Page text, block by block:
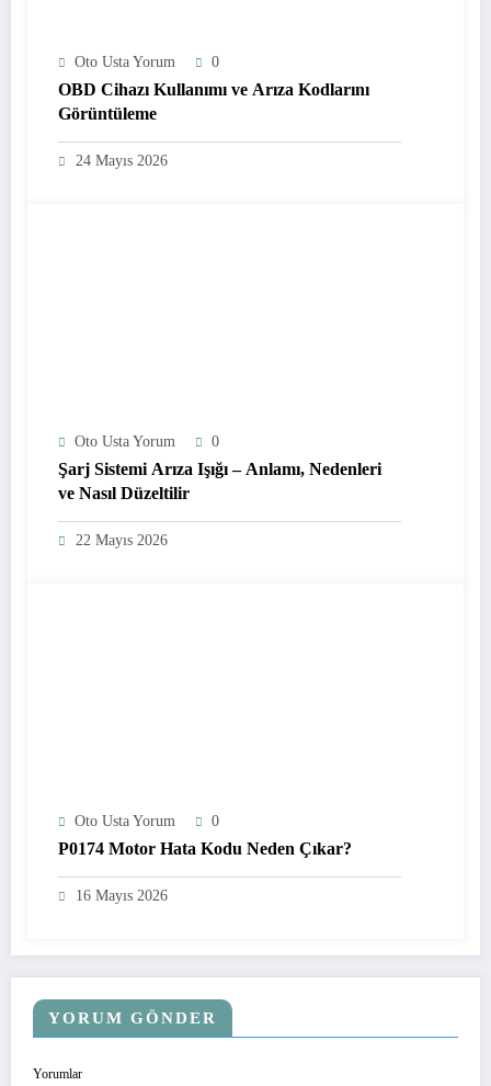
Oto Usta Yorum 0
OBD Cihazı Kullanımı ve Arıza Kodlarını
Görüntüleme
24 Mayıs 2026
Oto Usta Yorum 0
Şarj Sistemi Arıza Işığı – Anlamı, Nedenleri
ve Nasıl Düzeltilir
22 Mayıs 2026
Oto Usta Yorum 0
P0174 Motor Hata Kodu Neden Çıkar?
16 Mayıs 2026
YORUM GÖNDER
Yorumlar